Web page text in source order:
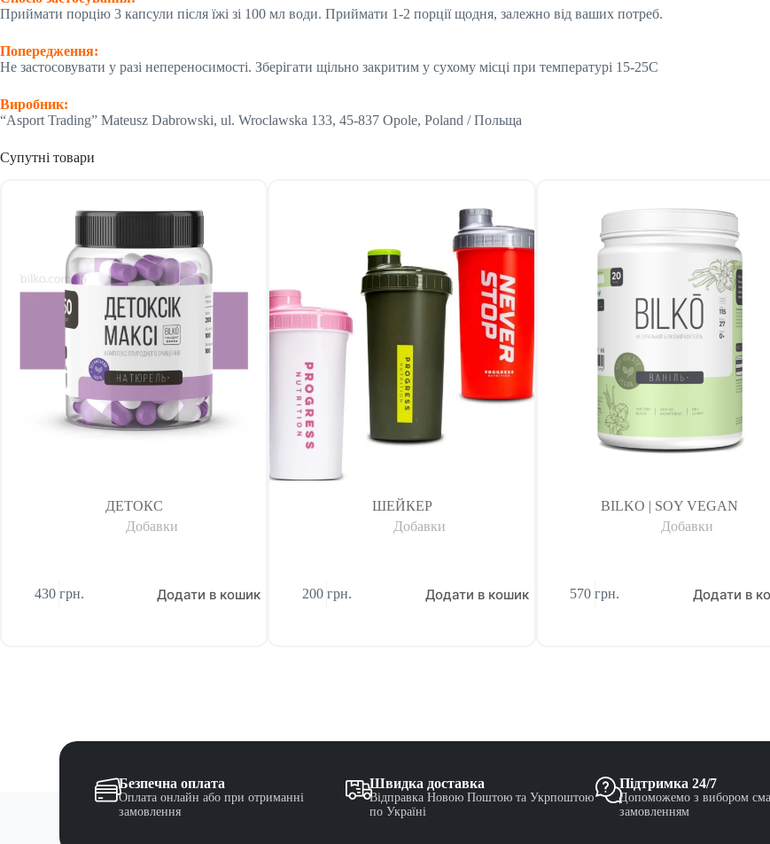
Приймати порцію 3 капсули після їжі зі 100 мл води. Приймати 1-2 порції щодня, залежно від ваших потреб.
Попередження:
Не застосовувати у разі непереносимості. Зберігати щільно закритим у сухому місці при температурі 15-25С
Виробник:
“Asport Trading” Mateusz Dabrowski, ul. Wroclawska 133, 45-837 Opole, Poland / Польща
Супутні товари
ДЕТОКС
Добавки
430 грн. Додати в кошик
ШЕЙКЕР
Добавки
200 грн. Додати в кошик
BILKO | SOY VEGAN
Добавки
570грн. Додати в
Безпечна оплата
Оплата онлайн або при отриманні
замовлення
Швидка доставка
Відправка Новою Поштою та Укрпоштою
по Україні
Підтримка 24/7
Допоможемо з вибором
замовленням